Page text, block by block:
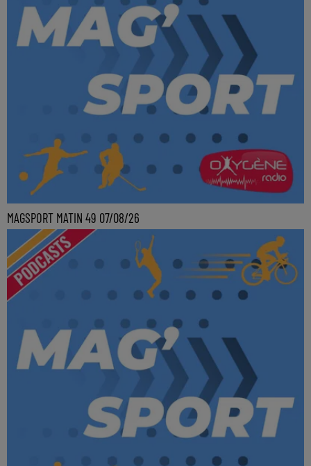
MAGSPORT MATIN 49 07/08/26